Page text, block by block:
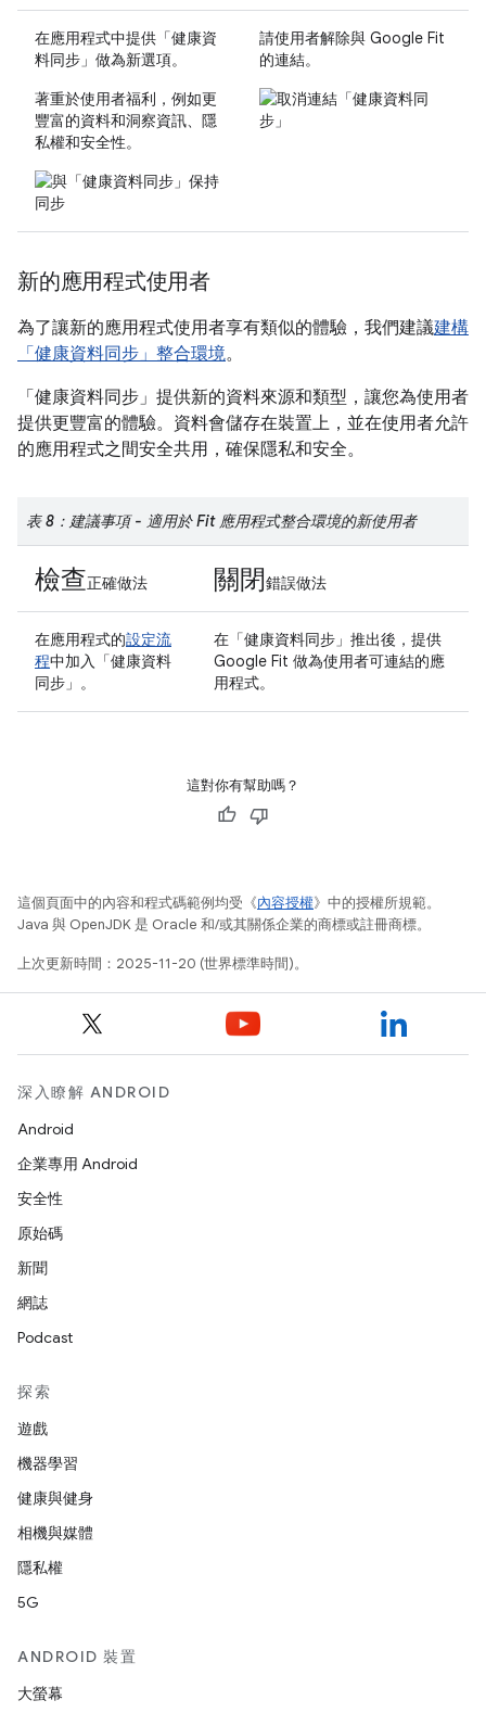
在應用程式中提供「健康資
料同步」 做為新選項。
著重於使用者福利，例如更
豐富的資料和洞察資訊、隱
私權和安全性。
請使用者解除與 Google Fit
的連結。
新的應用程式使用者
為了讓新的應用程式使用者享有類似的體驗，我們建議建構
「健康資料同步」整合環境。
「健康資料同步」提供新的資料來源和類型，讓您為使用者
提供更豐富的體驗。資料會儲存在裝置上，並在使用者允許
的應用程式之間安全共用，確保隱私和安全。
表 8：建議事項 - 適用於 Fit 應用程式整合環境的新使用者
檢查正確做法 關閉錯誤做法
在應用程式的設定流
程中加入「健康資料
同步」。
在「健康資料同步」推出後，提供
Google Fit 做為使用者可連結的應
用程式。
這對你有幫助嗎？
這個頁面中的內容和程式碼範例均受《內容授權》中的授權所規範。
Java 與 OpenJDK 是 Oracle 和/或其關係企業的商標或註冊商標。
上次更新時間：2025-11-20 (世界標準時間)。
深入瞭解 ANDROID
Android
企業專用 Android
安全性
原始碼
新聞
網誌
Podcast
探索
遊戲
機器學習
健康與健身
相機與媒體
隱私權
5G
ANDROID 裝置
大螢幕